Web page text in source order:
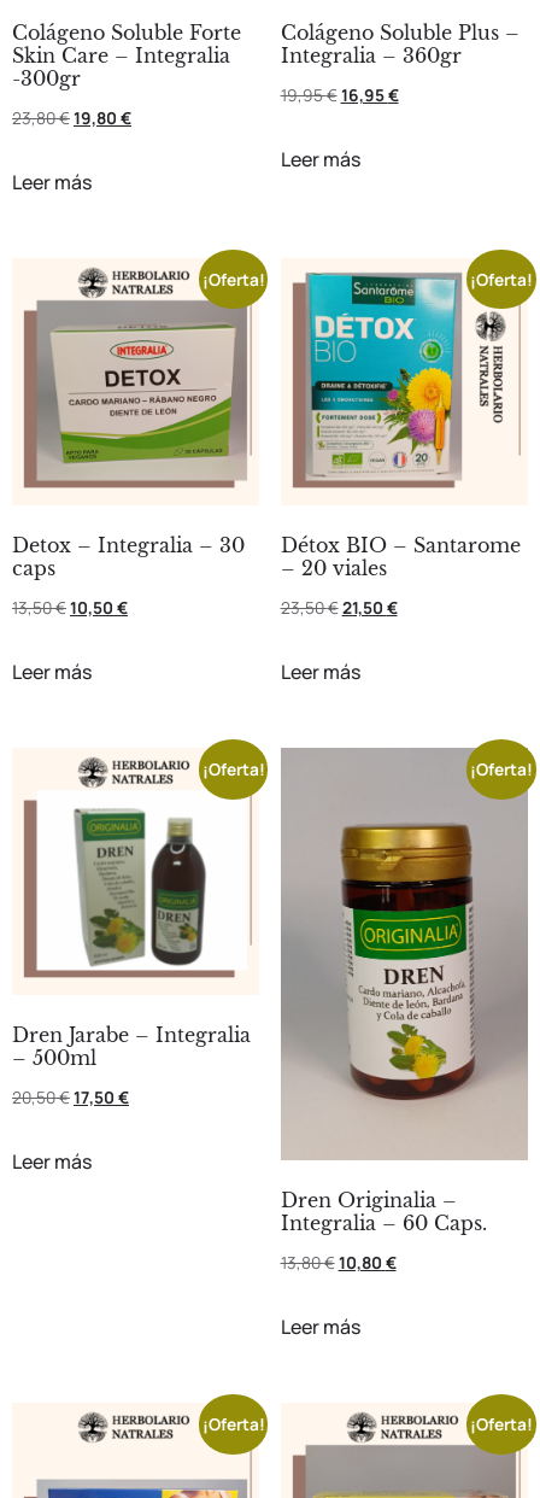
Colágeno Soluble Forte
Skin Care – Integralia
-300gr
23,80€19,80 €
Leer más
Colágeno Soluble Plus –
Integralia – 360gr
19,95€16,95€
Leer más
¡Oferta!
Detox – Integralia – 30
caps
13,50€10,50 €
Leer más
¡Oferta!
Détox BIO – Santarome
– 20 viales
23,50€21,50 €
Leer más
¡Oferta!
Dren Jarabe – Integralia
– 500ml
20,50€17,50 €
Leer más
¡Oferta!
Dren Originalia –
Integralia – 60 Caps.
13,80€10,80 €
Leer más
¡Oferta! ¡Oferta!